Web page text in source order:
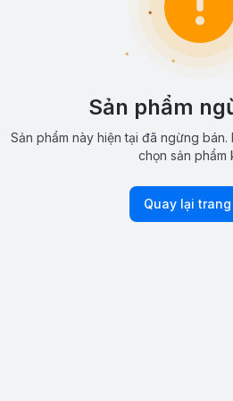
Sản phẩm
Sản phẩm này hiện tại đã ngừng
chọn sản phẩm
Quay lại